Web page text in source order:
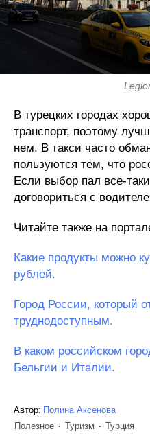
В турецких городах
транспорт, поэтому
нем. В такси часто
пользуются тем, что
Если выбор пал все-
договориться с
Читайте также на
Какие продукты можно
рублей.
Город России, который
труднодоступным.
В каком российском
Бельгии и Италии.
Автор: Полина Аксенова
Полезное
Туризм Турция